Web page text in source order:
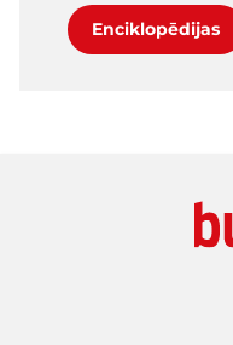
Enciklopēdijas